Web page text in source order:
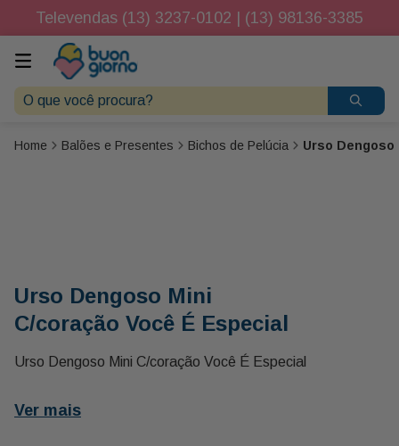
Televendas (13) 3237-0102 | (13) 98136-3385
O que você procura?
Balões e Presentes Bichos de Pelúcia Urso Dengoso
Urso Dengoso Mini
C/coração Você É Especial
Urso Dengoso Mini C/coração Você É Especial
Ver mais